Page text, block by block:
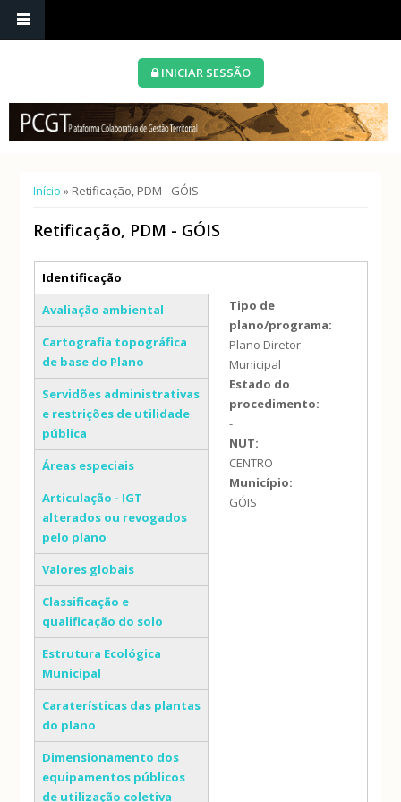
INICIAR SESSÃO
Está aqui
Início » Retificação, PDM - GÓIS
Retificação, PDM - GÓIS
Separadores verticais
Identificação
(separador ativo)
Avaliação ambiental
Cartografia topográfica
de base do Plano
Servidões administrativas
e restrições de utilidade
pública
Áreas especiais
Articulação - IGT
alterados ou revogados
pelo plano
Valores globais
Classificação e
qualificação do solo
Estrutura Ecológica
Municipal
Caraterísticas das plantas
do plano
Dimensionamento dos
equipamentos públicos
de utilização coletiva
Tipo de
plano/programa:
Plano Diretor
Municipal
Estado do
procedimento:
-
NUT:
CENTRO
Município:
GÓIS